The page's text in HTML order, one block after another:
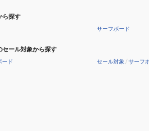
ら探す
サーフボード
セール対象から探す
ード セール対象 /サーフ